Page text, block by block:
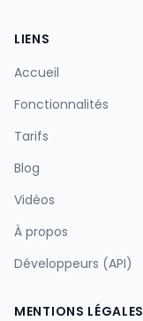
LIENS
Accueil
Fonctionnalités
Tarifs
Blog
Vidéos
À propos
Développeurs (API)
MENTIONS LÉGALES